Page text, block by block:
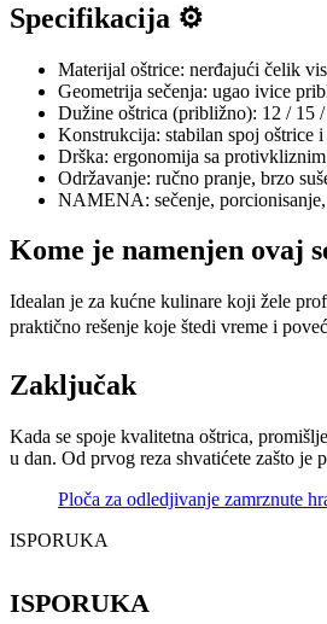
Specifikacija ⚙️
Materijal oštrice: nerđajući čelik
Geometrija sečenja: ugao ivice
Dužine oštrica (približno): 12 / 15
Konstrukcija: stabilan spoj oštrice
Drška: ergonomija sa
Održavanje: ručno pranje, brzo
NAMENA: sečenje, porcionisanje,
Kome je namenjen ovaj
Idealan je za kućne kulinare koji žele
praktično rešenje koje štedi vreme i
Zaključak
Kada se spoje kvalitetna oštrica,
u dan. Od prvog reza shvatićete zašto je
Ploča za odledjivanje zamrznute
ISPORUKA
ISPORUKA